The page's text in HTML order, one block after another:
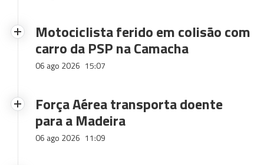
Motociclista ferido em colisão com
carro da PSP na Camacha
06 ago 2026 15:07
Força Aérea transporta doente
para a Madeira
06 ago 2026 11:09